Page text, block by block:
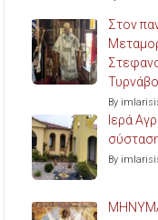
Στον
By
Ιερά
By